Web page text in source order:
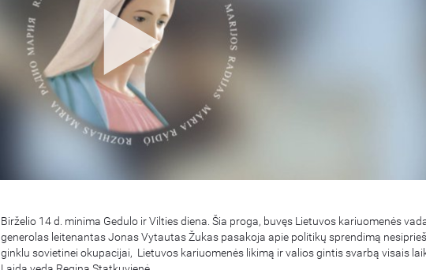
Birželio 14 d. minima Gedulo ir Vilties diena. Šia proga, buvęs Lietuvos kariuomenės
generolas leitenantas Jonas Vytautas Žukas pasakoja apie politikų sprendimą
ginklu sovietinei okupacijai, Lietuvos kariuomenės likimą ir valios gintis svarbą visais